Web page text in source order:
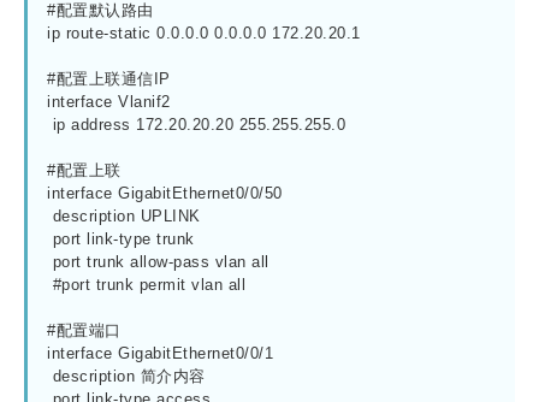
#配置默认路由
ip route-static 0.0.0.0 0.0.0.0 172.20.20.1
#配置上联通信IP
interface Vlanif2
ip address 172.20.20.20 255.255.255.0
#配置上联
interface GigabitEthernet0/0/50
description UPLINK
port link-type trunk
port trunk allow-pass vlan all
#port trunk permit vlan all
#配置端口
interface GigabitEthernet0/0/1
description 简介内容